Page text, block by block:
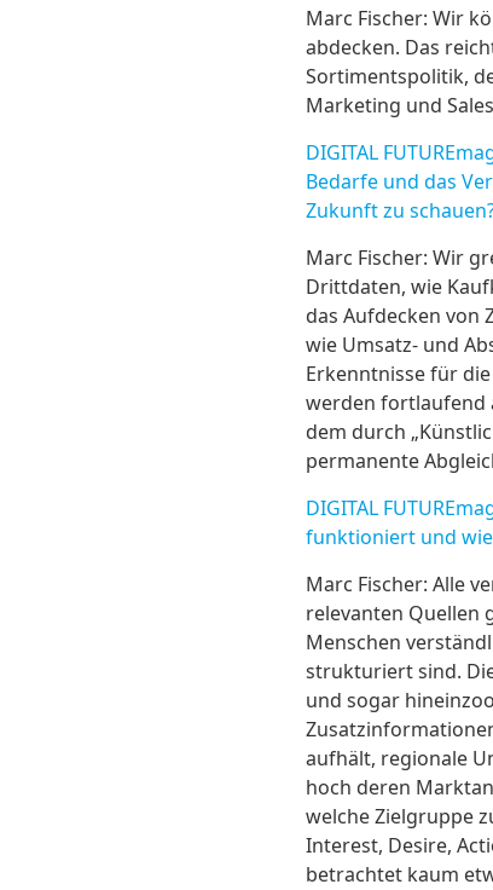
Marc Fischer: Wir
abdecken. Das
Sortimentspolitik,
Marketing und
DIGITAL
Bedarfe und das
Zukunft zu
Marc Fischer: Wir
Drittdaten, wie
das Aufdecken von
wie Umsatz- und
Erkenntnisse für
werden fortlaufend
dem durch
permanente
DIGITAL
funktioniert und
Marc Fischer: Alle
relevanten Quellen
Menschen
strukturiert sind.
und sogar
aufhält, regionale
hoch deren
welche Zielgruppe
Interest, Desire,
betrachtet kaum